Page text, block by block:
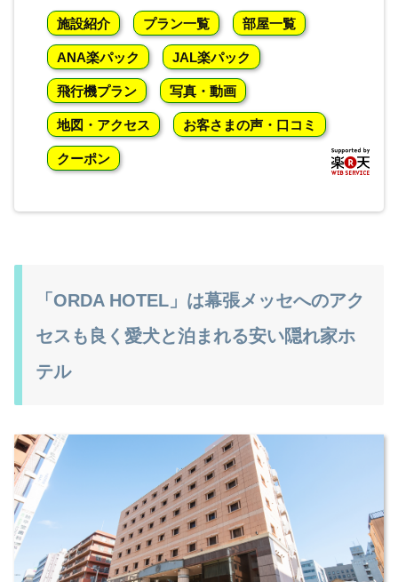
施設紹介 プラン一覧 部屋一覧
ANA楽パック JAL楽パック
飛行機プラン 写真・動画
地図・アクセス お客さまの声・口コミ
クーポン
「ORDA HOTEL」は幕張メッセへのアク
セスも良く愛犬と泊まれる安い隠れ家ホ
テル